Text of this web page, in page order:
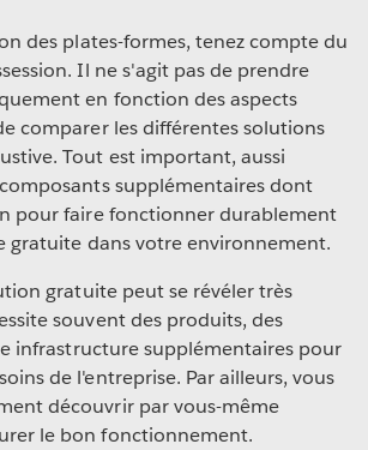
aide les entreprises à mettre en
analytique favorisée par l'IT, mais
aux utilisateurs. Elle permet à
un environnement contrôlé et
les données et garantit leur
l'agilité et l'innovation
permet à tous les utilisateurs,
ou néophytes, d'engager un
données et de tirer parti des
Elle aide les entreprises à
analytique et à placer les
de leur processus décisionnel.
des plates-formes, tenez compte du
Il ne s'agit pas de prendre
en fonction des aspects
comparer les différentes solutions
Tout est important, aussi
supplémentaires dont
pour faire fonctionner durablement
gratuite dans votre environnement.
gratuite peut se révéler très
souvent des produits, des
infrastructure supplémentaires pour
de l'entreprise. Par ailleurs, vous
découvrir par vous-même
le bon fonctionnement.